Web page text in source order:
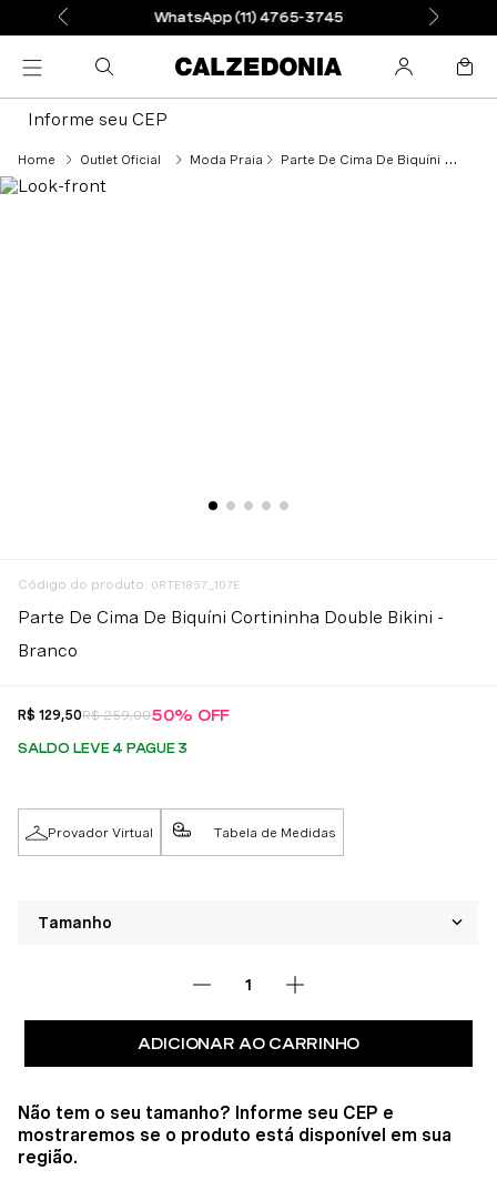
WhatsApp (11) 4765-3745
Informe seu CEP
Outlet Oficial Moda Praia Parte De Cima De Biquíni Cortininha Double Bikini - Branco
: 0RTE1857_107E
Parte De Cima De Biquíni Cortininha Double Bikini -
Branco
R$ 129,50R$ 259,0050% OFF
SALDO LEVE 4 PAGUE 3
Provador Virtual Tabela de Medidas
ADICIONAR AO CARRINHO
Não tem o seu tamanho? Informe seu CEP e
mostraremos se o produto está disponível em sua
região.